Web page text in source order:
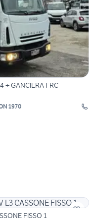
+ GANCIERA FRC
1970
FISSO 1